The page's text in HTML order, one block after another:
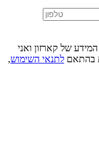
של קארזון ואני
בהתאם לתנאי השימוש,